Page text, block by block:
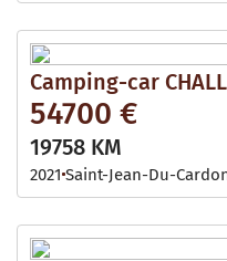
Camping-car
54700 €
19758 KM
2021 Saint-Jean-Du-